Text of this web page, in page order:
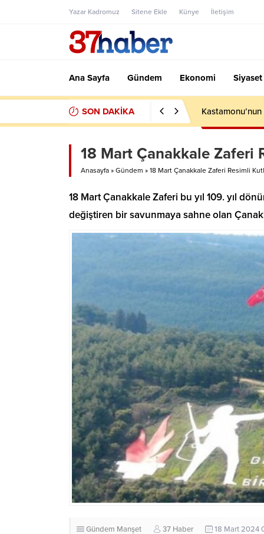
Yazar Kadromuz Sitene Ekle Künye İletişim
Ana Sayfa Gündem Ekonomi Siyaset
SON DAKİKA
18 Mart Çanakkale Zaferi
Anasayfa » Gündem » 18 Mart Çanakkale Zaferi Resimli
18 Mart Çanakkale Zaferi bu yıl 109. yıl
değiştiren bir savunmaya sahne olan
Gündem Manşet 37 Haber 18 Mart 2024